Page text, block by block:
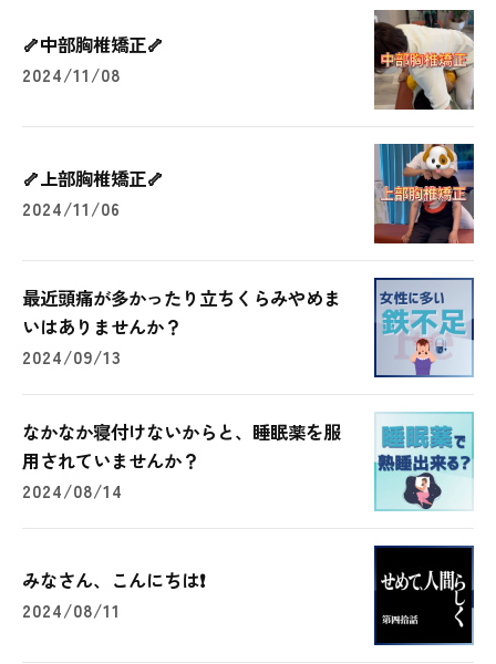
🦴中部胸椎矯正🦴
2024/11/08
🦴上部胸椎矯正🦴
2024/11/06
最近頭痛が多かったり立ちくらみやめま
いはありませんか？
2024/09/13
なかなか寝付けないからと、睡眠薬を服
用されていませんか？
2024/08/14
みなさん、こんにちは❗️
2024/08/11